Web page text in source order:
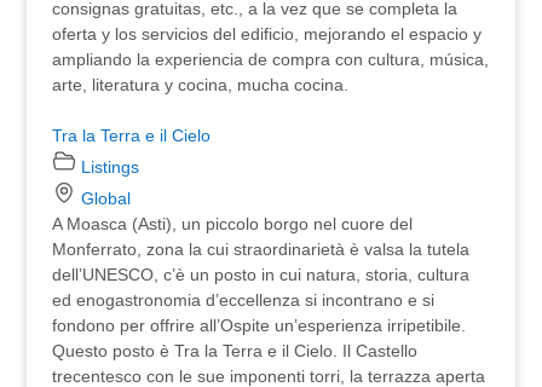
consignas gratuitas, etc., a la vez que se completa la
oferta y los servicios del edificio, mejorando el espacio y
ampliando la experiencia de compra con cultura, música,
arte, literatura y cocina, mucha cocina.
Tra la Terra e il Cielo
Listings
Global
A Moasca (Asti), un piccolo borgo nel cuore del
Monferrato, zona la cui straordinarietà è valsa la tutela
dell’UNESCO, c’è un posto in cui natura, storia, cultura
ed enogastronomia d’eccellenza si incontrano e si
fondono per offrire all’Ospite un’esperienza irripetibile.
Questo posto è Tra la Terra e il Cielo. Il Castello
trecentesco con le sue imponenti torri, la terrazza aperta